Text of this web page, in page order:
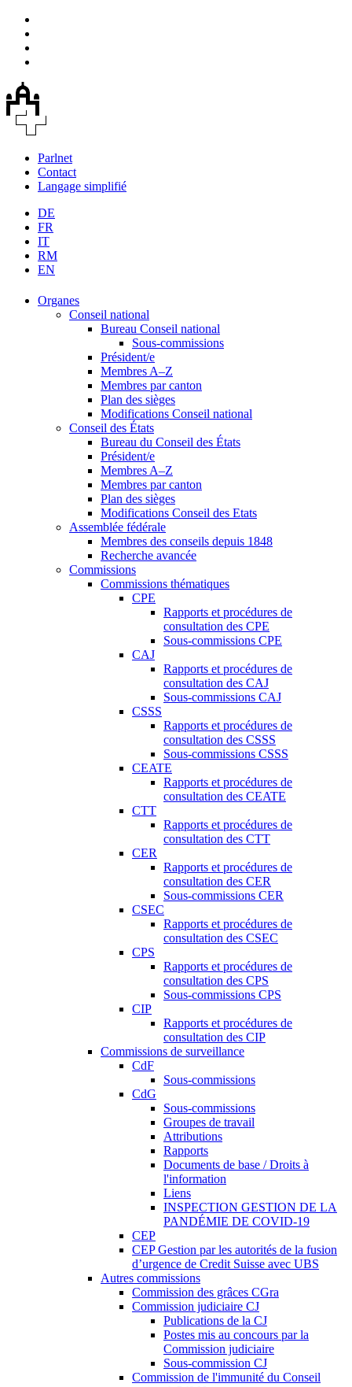
Parlnet
Contact
Langage simplifié
DE
FR
IT
RM
EN
Organes
Conseil national
Bureau Conseil national
Sous-commissions
Président/e
Membres A–Z
Membres par canton
Plan des sièges
Modifications Conseil national
Conseil des États
Bureau du Conseil des États
Président/e
Membres A–Z
Membres par canton
Plan des sièges
Modifications Conseil des Etats
Assemblée fédérale
Membres des conseils depuis 1848
Recherche avancée
Commissions
Commissions thématiques
CPE
Rapports et procédures de
consultation des CPE
Sous-commissions CPE
CAJ
Rapports et procédures de
consultation des CAJ
Sous-commissions CAJ
CSSS
Rapports et procédures de
consultation des CSSS
Sous-commissions CSSS
CEATE
Rapports et procédures de
consultation des CEATE
CTT
Rapports et procédures de
consultation des CTT
CER
Rapports et procédures de
consultation des CER
Sous-commissions CER
CSEC
Rapports et procédures de
consultation des CSEC
CPS
Rapports et procédures de
consultation des CPS
Sous-commissions CPS
CIP
Rapports et procédures de
consultation des CIP
Commissions de surveillance
CdF
Sous-commissions
CdG
Sous-commissions
Groupes de travail
Attributions
Rapports
Documents de base / Droits à
l'information
Liens
INSPECTION GESTION DE LA
PANDÉMIE DE COVID-19
CEP
CEP Gestion par les autorités de la fusion
d’urgence de Credit Suisse avec UBS
Autres commissions
Commission des grâces CGra
Commission judiciaire CJ
Publications de la CJ
Postes mis au concours par la
Commission judiciaire
Sous-commission CJ
Commission de l'immunité du Conseil